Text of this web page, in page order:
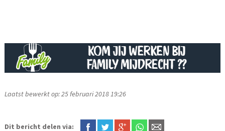
Laatst bewerkt op: 25 februari 2018 19:26
Dit bericht delen via: